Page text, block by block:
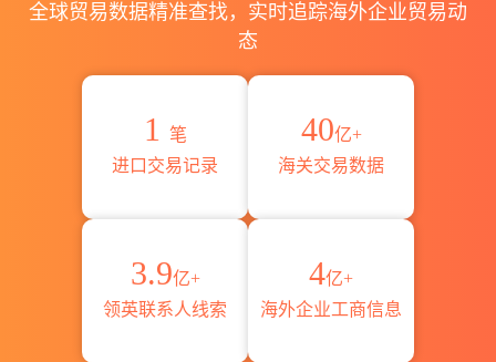
全球贸易数据精准查找，实时追踪海外企业贸易动
态
1
笔
进口交易记录
40亿+
海关交易数据
3.9亿+
领英联系人线索
4亿+
海外企业工商信息